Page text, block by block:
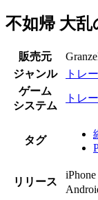
不如帰 大乱
販売元
ジャンル
トレ
ゲーム
システム
トレ
タグ
リリース